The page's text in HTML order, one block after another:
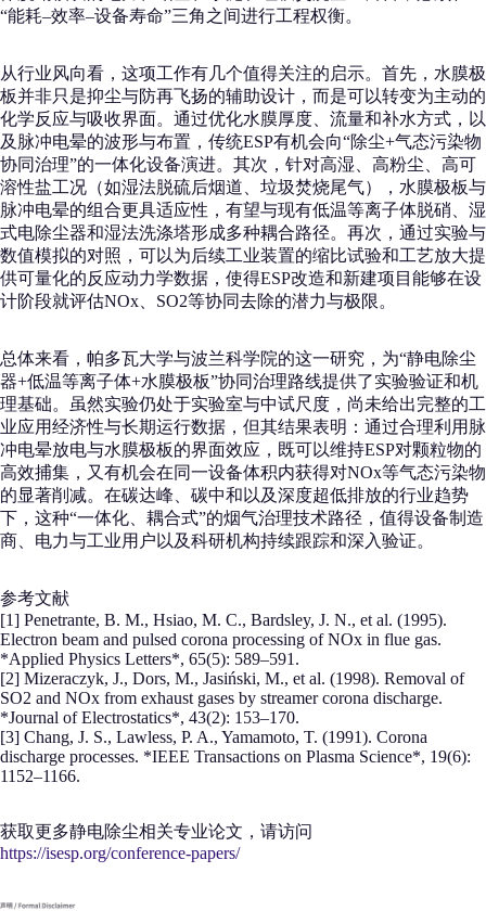
“能耗–效率–设备寿命”三角之间进行工程权衡。
从行业风向看，这项工作有几个值得关注的启示。首先，水膜极
板并非只是抑尘与防再飞扬的辅助设计，而是可以转变为主动的
化学反应与吸收界面。通过优化水膜厚度、流量和补水方式，以
及脉冲电晕的波形与布置，传统ESP有机会向“除尘+气态污染物
协同治理”的一体化设备演进。其次，针对高湿、高粉尘、高可
溶性盐工况（如湿法脱硫后烟道、垃圾焚烧尾气），水膜极板与
脉冲电晕的组合更具适应性，有望与现有低温等离子体脱硝、湿
式电除尘器和湿法洗涤塔形成多种耦合路径。再次，通过实验与
数值模拟的对照，可以为后续工业装置的缩比试验和工艺放大提
供可量化的反应动力学数据，使得ESP改造和新建项目能够在设
计阶段就评估NOx、SO2等协同去除的潜力与极限。
总体来看，帕多瓦大学与波兰科学院的这一研究，为“静电除尘
器+低温等离子体+水膜极板”协同治理路线提供了实验验证和机
理基础。虽然实验仍处于实验室与中试尺度，尚未给出完整的工
业应用经济性与长期运行数据，但其结果表明：通过合理利用脉
冲电晕放电与水膜极板的界面效应，既可以维持ESP对颗粒物的
高效捕集，又有机会在同一设备体积内获得对NOx等气态污染物
的显著削减。在碳达峰、碳中和以及深度超低排放的行业趋势
下，这种“一体化、耦合式”的烟气治理技术路径，值得设备制造
商、电力与工业用户以及科研机构持续跟踪和深入验证。
参考文献
[1] Penetrante, B. M., Hsiao, M. C., Bardsley, J. N., et al. (1995).
Electron beam and pulsed corona processing of NOx in flue gas.
*Applied Physics Letters*, 65(5): 589–591.
[2] Mizeraczyk, J., Dors, M., Jasiński, M., et al. (1998). Removal of
SO2 and NOx from exhaust gases by streamer corona discharge.
*Journal of Electrostatics*, 43(2): 153–170.
[3] Chang, J. S., Lawless, P. A., Yamamoto, T. (1991). Corona
discharge processes. *IEEE Transactions on Plasma Science*, 19(6):
1152–1166.
获取更多静电除尘相关专业论文，请访问
https://isesp.org/conference-papers/